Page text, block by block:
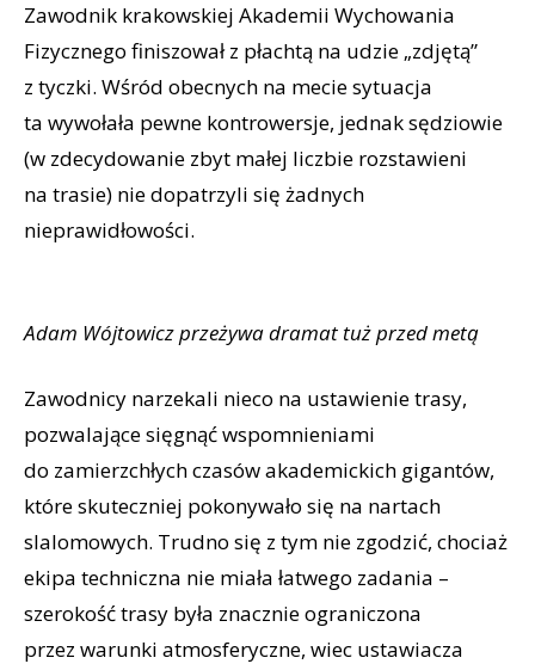
Zawodnik krakowskiej Akademii Wychowania
Fizycznego finiszował z płachtą na udzie „zdjętą”
z tyczki. Wśród obecnych na mecie sytuacja
ta wywołała pewne kontrowersje, jednak sędziowie
(w zdecydowanie zbyt małej liczbie rozstawieni
na trasie) nie dopatrzyli się żadnych
nieprawidłowości.
Adam Wójtowicz przeżywa dramat tuż przed metą
Zawodnicy narzekali nieco na ustawienie trasy,
pozwalające sięgnąć wspomnieniami
do zamierzchłych czasów akademickich gigantów,
które skuteczniej pokonywało się na nartach
slalomowych. Trudno się z tym nie zgodzić, chociaż
ekipa techniczna nie miała łatwego zadania –
szerokość trasy była znacznie ograniczona
przez warunki atmosferyczne, wiec ustawiacza